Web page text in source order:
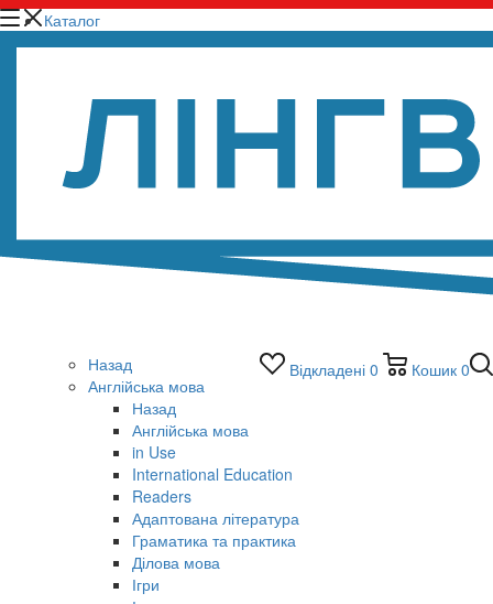
Відкладені 0 Кошик 0
Каталог
Назад
Англійська мова
Назад
Англійська мова
in Use
International Education
Readers
Адаптована література
Граматика та практика
Ділова мова
Ігри